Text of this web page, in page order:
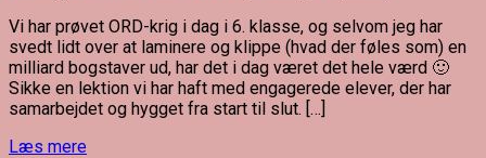
Vi har prøvet ORD-krig i dag i 6. klasse, og selvom jeg har
svedt lidt over at laminere og klippe (hvad der føles som) en
milliard bogstaver ud, har det i dag været det hele værd 🙂
Sikke en lektion vi har haft med engagerede elever, der har
samarbejdet og hygget fra start til slut. […]
Læs mere